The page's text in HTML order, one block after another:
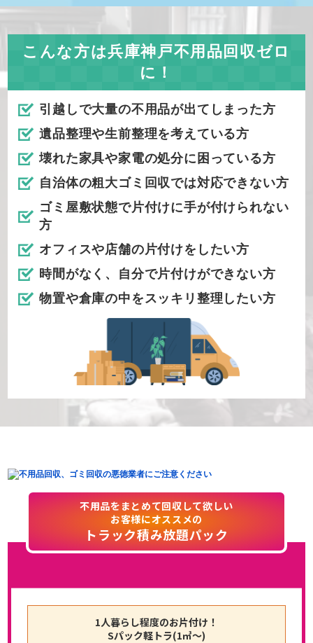
こんな方は兵庫神戸不用品回収ゼロ
に！
引越しで大量の不用品が出てしまった方
遺品整理や生前整理を考えている方
壊れた家具や家電の処分に困っている方
自治体の粗大ゴミ回収では対応できない方
ゴミ屋敷状態で片付けに手が付けられない
方
オフィスや店舗の片付けをしたい方
時間がなく、自分で片付けができない方
物置や倉庫の中をスッキリ整理したい方
不用品をまとめて回収して欲しい
お客様にオススメの
トラック積み放題パック
1人暮らし程度のお片付け！
Sパック軽トラ(1㎥〜)